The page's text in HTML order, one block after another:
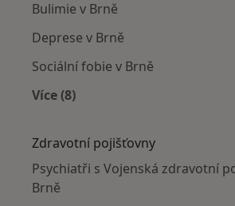
Bulimie v Brně
Deprese v Brně
Sociální fobie v Brně
Více (8)
Zdravotní pojišťovny
Psychiatři s Vojenská zdravotní
Brně